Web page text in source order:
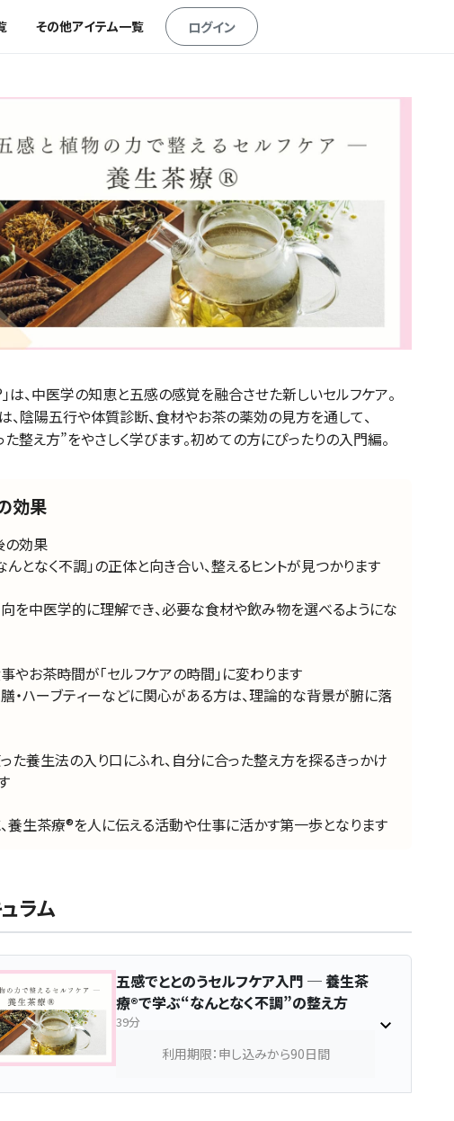
その他アイテム一覧 ログイン
は、中医学の知恵と五感の感覚を融合させた新しいセルフケア。
、陰陽五行や体質診断、食材やお茶の薬効の見方を通して、
整え方”をやさしく学びます。初めての方にぴったりの入門編。
効果
の効果
んとなく不調」の正体と向き合い、整えるヒントが見つかります
を中医学的に理解でき、必要な食材や飲み物を選べるようにな
やお茶時間が「セルフケアの時間」に変わります
・ハーブティーなどに関心がある方は、理論的な背景が腑に落
た養生法の入り口にふれ、自分に合った整え方を探るきっかけ
養生茶療®を人に伝える活動や仕事に活かす第一歩となります
ラム
五感でととのうセルフケア入門 ─ 養生茶
療®で学ぶ“なんとなく不調”の整え方
39分
利用期限：申し込みから90日間